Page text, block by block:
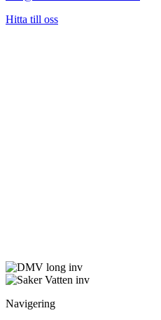
Hitta till oss
Navigering